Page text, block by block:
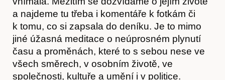
a najdeme tu třeba i komentáře k fotkám či
k tomu, co si zapsala do deníku. Je to mimo
jiné úžasná meditace o neúprosném plynutí
času a proměnách, které to s sebou nese ve
všech směrech, v osobním životě, ve
společnosti, kultuře a umění i v politice.